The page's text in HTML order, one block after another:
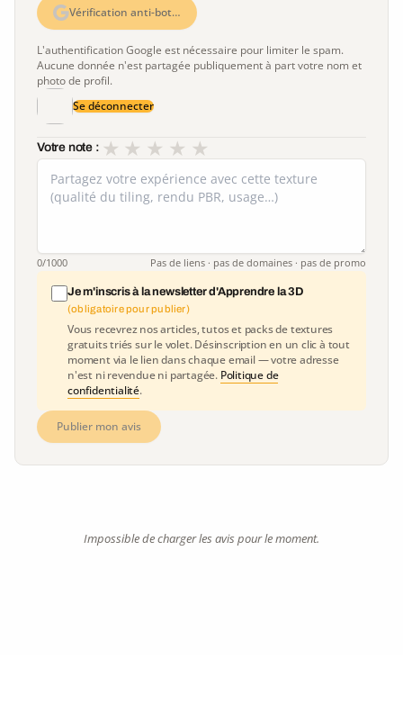
Vérification anti-bot…
L'authentification Google est nécessaire pour limiter le spam.
Aucune donnée n'est partagée publiquement à part votre nom et
photo de profil.
Se déconnecter
Votre note : ★
★
★
★
★
0/1000 Pas de liens · pas de domaines · pas de promo
Je m'inscris à la newsletter d'Apprendre la 3D
(obligatoire pour publier)
Vous recevrez nos articles, tutos et packs de textures
gratuits triés sur le volet. Désinscription en un clic à tout
moment via le lien dans chaque email — votre adresse
n'est ni revendue ni partagée. Politique de
confidentialité.
Publier mon avis
Impossible de charger les avis pour le moment.